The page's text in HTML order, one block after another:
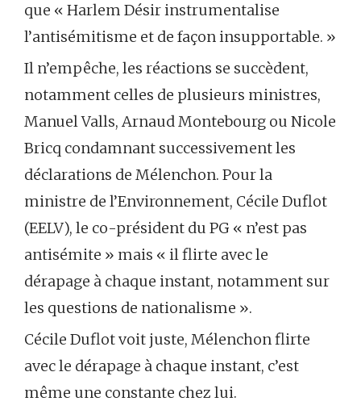
que « Harlem Désir instrumentalise
l’antisémitisme et de façon insupportable. »
Il n’empêche, les réactions se succèdent,
notamment celles de plusieurs ministres,
Manuel Valls, Arnaud Montebourg ou Nicole
Bricq condamnant successivement les
déclarations de Mélenchon. Pour la
ministre de l’Environnement, Cécile Duflot
(EELV), le co-président du PG « n’est pas
antisémite » mais « il flirte avec le
dérapage à chaque instant, notamment sur
les questions de nationalisme ».
Cécile Duflot voit juste, Mélenchon flirte
avec le dérapage à chaque instant, c’est
même une constante chez lui.